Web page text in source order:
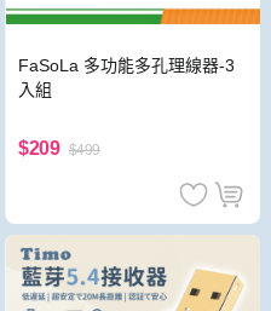
FaSoLa 多功能多孔理線器-3
入組
$209 $499